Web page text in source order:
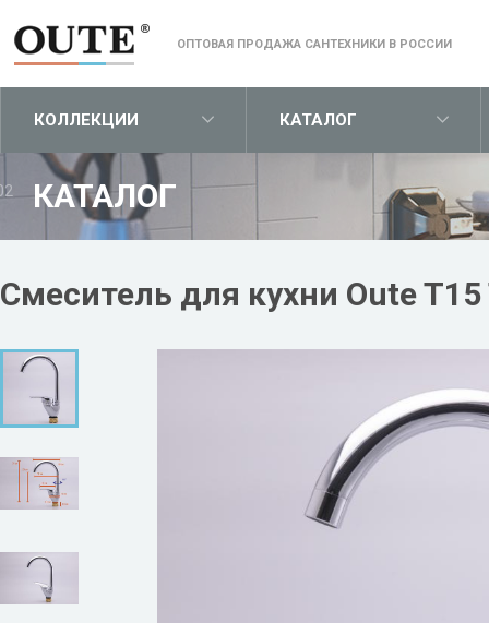
ОПТОВАЯ ПРОДАЖА САНТЕХНИКИ В РОССИИ
КОЛЛЕКЦИИ КАТАЛОГ
КАТАЛОГ
Смеситель для кухни Oute